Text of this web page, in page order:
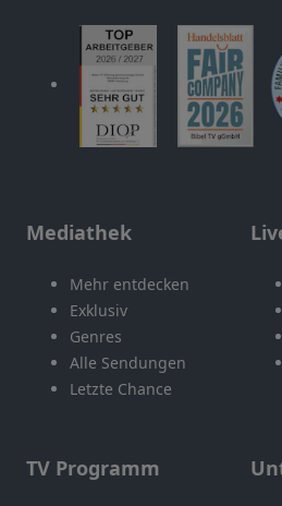
Mediathek
Mehr entdecken
Exklusiv
Genres
Alle Sendungen
Letzte Chance
TV Programm